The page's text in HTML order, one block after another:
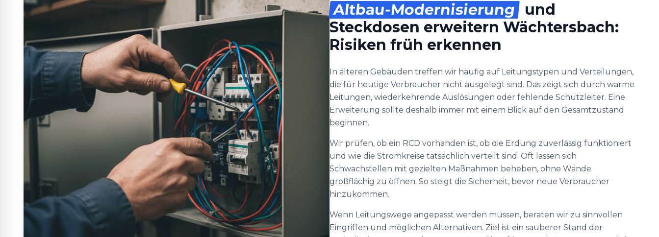
Altbau-Modernisierung
und
Steckdosen erweitern Wächtersbach:
Risiken früh erkennen
In älteren Gebäuden treffen wir häufig auf Leitungstypen und Verteilungen,
die für heutige Verbraucher nicht ausgelegt sind. Das zeigt sich durch warme
Leitungen, wiederkehrende Auslösungen oder fehlende Schutzleiter. Eine
Erweiterung sollte deshalb immer mit einem Blick auf den Gesamtzustand
beginnen.
Wir prüfen, ob ein RCD vorhanden ist, ob die Erdung zuverlässig funktioniert
und wie die Stromkreise tatsächlich verteilt sind. Oft lassen sich
Schwachstellen mit gezielten Maßnahmen beheben, ohne Wände
großflächig zu öffnen. So steigt die Sicherheit, bevor neue Verbraucher
hinzukommen.
Wenn Leitungswege angepasst werden müssen, beraten wir zu sinnvollen
Eingriffen und möglichen Alternativen. Ziel ist ein sauberer Stand der